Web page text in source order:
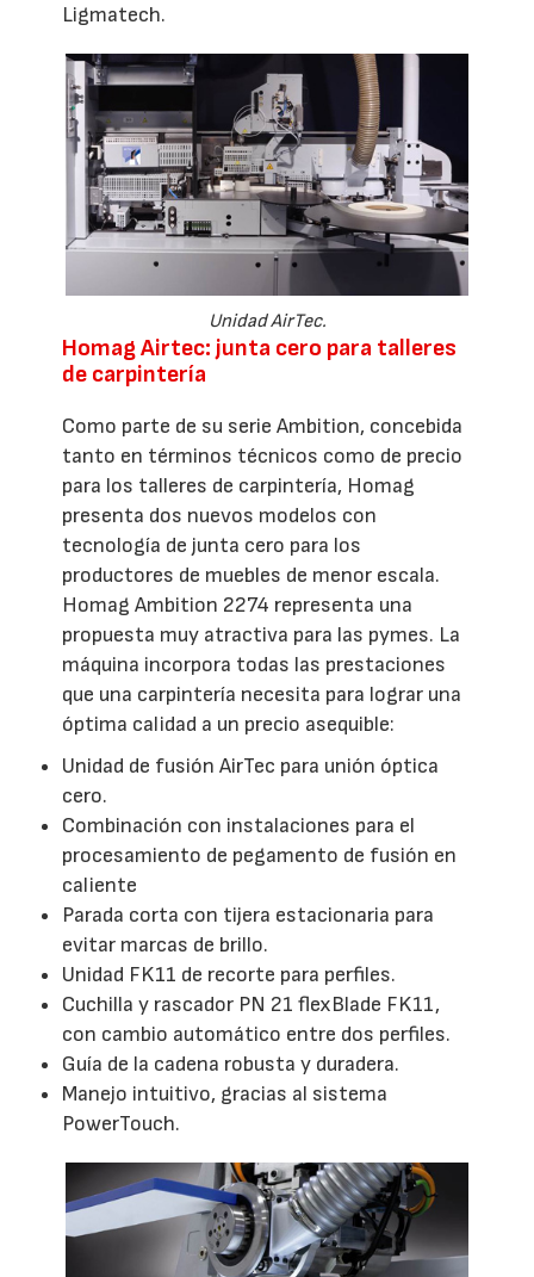
Ligmatech.
Unidad AirTec.
Homag Airtec: junta cero para talleres
de carpintería
Como parte de su serie Ambition, concebida
tanto en términos técnicos como de precio
para los talleres de carpintería, Homag
presenta dos nuevos modelos con
tecnología de junta cero para los
productores de muebles de menor escala.
Homag Ambition 2274 representa una
propuesta muy atractiva para las pymes. La
máquina incorpora todas las prestaciones
que una carpintería necesita para lograr una
óptima calidad a un precio asequible:
Unidad de fusión AirTec para unión óptica
cero.
Combinación con instalaciones para el
procesamiento de pegamento de fusión en
caliente
Parada corta con tijera estacionaria para
evitar marcas de brillo.
Unidad FK11 de recorte para perfiles.
Cuchilla y rascador PN 21 flexBlade FK11,
con cambio automático entre dos perfiles.
Guía de la cadena robusta y duradera.
Manejo intuitivo, gracias al sistema
PowerTouch.